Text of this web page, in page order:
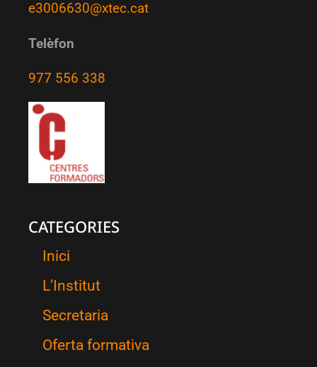
e3006630@xtec.cat
Telèfon
977 556 338
CATEGORIES
Inici
L’Institut
Secretaria
Oferta formativa